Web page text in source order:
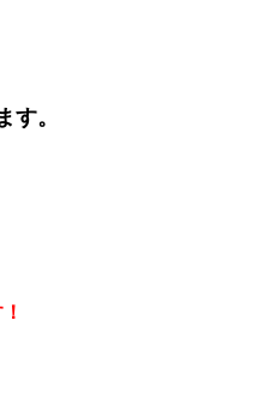
す。